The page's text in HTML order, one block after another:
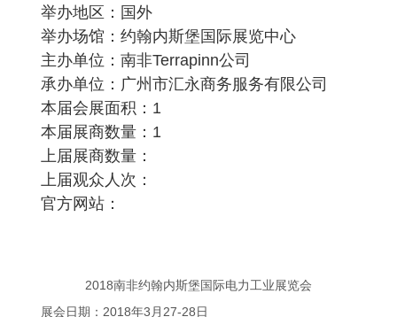
举办地区： 国外
举办场馆： 约翰内斯堡国际展览中心
主办单位： 南非Terrapinn公司
承办单位： 广州市汇永商务服务有限公司
本届会展面积： 1
本届展商数量： 1
上届展商数量：
上届观众人次：
官方网站：
2018南非约翰内斯堡国际电力工业展览会
展会日期：2018年3 月 27-28日